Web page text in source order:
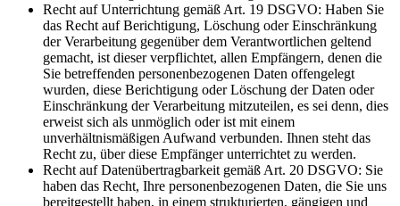
Recht auf Unterrichtung gemäß Art. 19 DSGVO: Haben Sie
das Recht auf Berichtigung, Löschung oder Einschränkung
der Verarbeitung gegenüber dem Verantwortlichen geltend
gemacht, ist dieser verpflichtet, allen Empfängern, denen die
Sie betreffenden personenbezogenen Daten offengelegt
wurden, diese Berichtigung oder Löschung der Daten oder
Einschränkung der Verarbeitung mitzuteilen, es sei denn, dies
erweist sich als unmöglich oder ist mit einem
unverhältnismäßigen Aufwand verbunden. Ihnen steht das
Recht zu, über diese Empfänger unterrichtet zu werden.
Recht auf Datenübertragbarkeit gemäß Art. 20 DSGVO: Sie
haben das Recht, Ihre personenbezogenen Daten, die Sie uns
bereitgestellt haben, in einem strukturierten, gängigen und